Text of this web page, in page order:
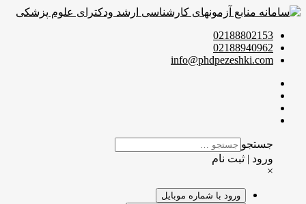
02188802153
02188940962
info@phdpezeshki.com
جستجو
ورود | ثبت نام
×
ورود با شماره موبایل